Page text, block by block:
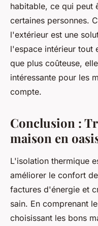
habitable, ce qui peut
certaines personnes.
l'extérieur est une
l'espace intérieur tout
que plus coûteuse,
intéressante pour les
compte.
Conclusion :
maison en
L'isolation thermique
améliorer le confort
factures d'énergie et
sain. En comprenant
choisissant les bons